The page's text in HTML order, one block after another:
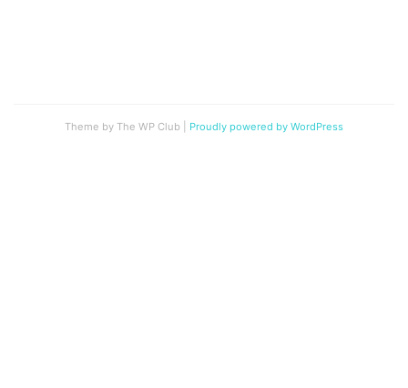
Theme by The WP Club Proudly powered by WordPress